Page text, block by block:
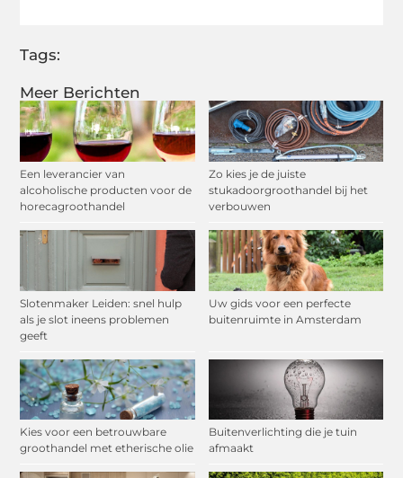
Meer Berichten
Een leverancier van
alcoholische producten voor de
horecagroothandel
Zo kies je de juiste
stukadoorgroothandel bij het
verbouwen
Slotenmaker Leiden: snel hulp
als je slot ineens problemen
geeft
Uw gids voor een perfecte
buitenruimte in Amsterdam
Kies voor een betrouwbare
groothandel met etherische olie
Buitenverlichting die je tuin
afmaakt
Tags: